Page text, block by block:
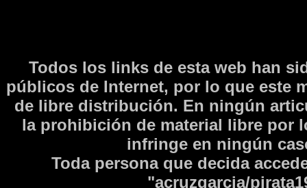
Todos los links de esta web han
públicos de Internet, por lo que este
de libre distribución. En ningún
la prohibición de material libre por
infringe en ningún
Toda persona que decida
"acruzgarcia/